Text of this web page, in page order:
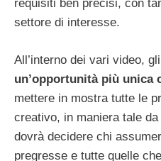
requisiti ben precisi, con
settore di interesse.
All’interno dei vari video,
un’opportunità più unica
mettere in mostra tutte le
creativo, in maniera tale
dovrà decidere chi
pregresse e tutte quelle